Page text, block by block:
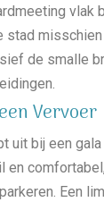
vlak
stad
de smalle
Vervoer
uit bij een
Een